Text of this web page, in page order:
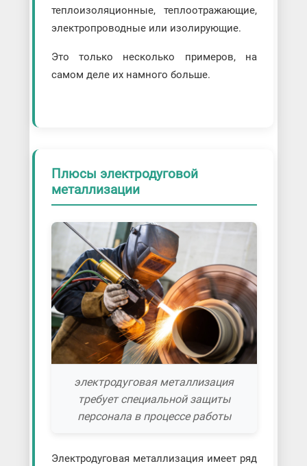
теплоизоляционные, теплоотражающие,
электропроводные или изолирующие.
Это только несколько примеров, на
самом деле их намного больше.
Плюсы электродуговой
металлизации
электродуговая металлизация
требует специальной защиты
персонала в процессе работы
Электродуговая металлизация имеет ряд